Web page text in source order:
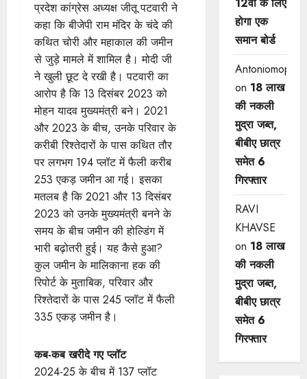
प्रदेश कांग्रेस अध्यक्ष जीतू पटवारी ने
कहा कि बीजेपी राम मंदिर के चंदे की
कथित चोरी और महाकाल की जमीन
से जुड़े मामले में शामिल है। मोदी जी
ने खुली छूट दे रखी है। पटवारी का
आरोप है कि 13 दिसंबर 2023 को
मोहन यादव मुख्यमंत्री बने। 2021
और 2023 के बीच, उनके परिवार के
करीबी रिश्तेदारों के पास कथित तौर
पर लगभग 194 प्लॉट में फैली करीब
253 एकड़ जमीन आ गई। इसका
मतलब है कि 2021 और 13 दिसंबर
2023 को उनके मुख्यमंत्री बनने के
समय के बीच जमीन की होल्डिंग में
भारी बढ़ोतरी हुई। यह कैसे हुआ?
कुल जमीन के मालिकाना हक की
रिपोर्ट के मुताबिक, परिवार और
रिश्तेदारों के पास 245 प्लॉट में फैली
335 एकड़ जमीन है।
कब-कब खरीदे गए प्लॉट
2024-25 के बीच में 137 प्लॉट
होगा एक
समान बोर्ड
Antoniomop
on 18 लाख
की नकली
मुद्रा जब्त,
बीबीए छात्र
समेत 6
गिरफ्तार
RAVI
KHAVSE
on 18 लाख
की नकली
मुद्रा जब्त,
बीबीए छात्र
समेत 6
गिरफ्तार